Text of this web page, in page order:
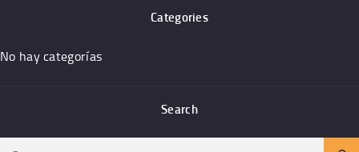
Categories
No hay categorías
Search